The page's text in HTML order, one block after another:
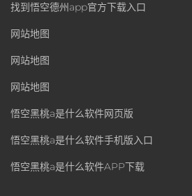
找到悟空德州app官方下载入口
网站地图
网站地图
网站地图
悟空黑桃a是什么软件网页版
悟空黑桃a是什么软件手机版入口
悟空黑桃a是什么软件APP下载